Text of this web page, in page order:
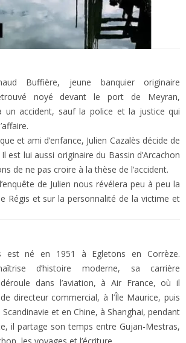
Buffière, jeune banquier originaire
noyé devant le port de Meyran,
un accident, sauf la police et la justice qui
et ami d’enfance, Julien Cazalès décide de
est lui aussi originaire du Bassin d’Arcachon
de ne pas croire à la thèse de l’accident.
de Julien nous révélera peu à peu la
Régis et sur la personnalité de la victime et
est né en 1951 à Egletons en Corrèze.
d’histoire moderne, sa carrière
dans l’aviation, à Air France, où il
directeur commercial, à l’Île Maurice, puis
et en Chine, à Shanghai, pendant
il partage son temps entre Gujan-Mestras,